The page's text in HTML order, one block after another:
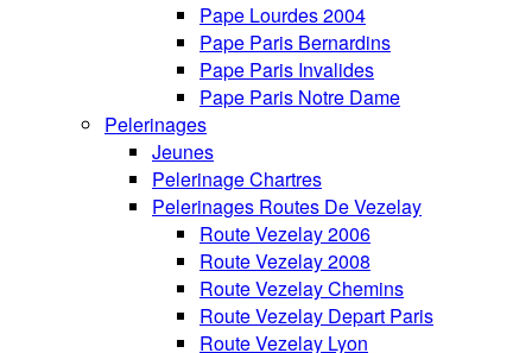
Pape Lourdes 2004
Pape Paris Bernardins
Pape Paris Invalides
Pape Paris Notre Dame
Pelerinages
Jeunes
Pelerinage Chartres
Pelerinages Routes De Vezelay
Route Vezelay 2006
Route Vezelay 2008
Route Vezelay Chemins
Route Vezelay Depart Paris
Route Vezelay Lyon